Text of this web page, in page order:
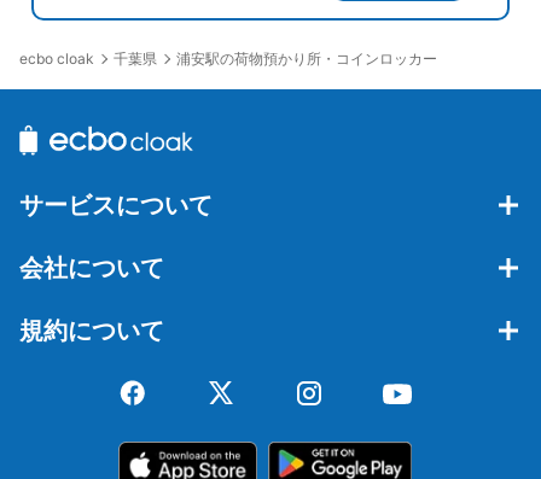
ecbo cloak 千葉県 浦安駅の荷物預かり所・コインロッカー
サービスについて
会社について
規約について